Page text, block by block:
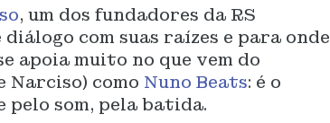
, um dos fundadores da RS
com suas raízes e para onde
apoia muito no que vem do
Narciso) como Nuno Beats: é o
som, pela batida.